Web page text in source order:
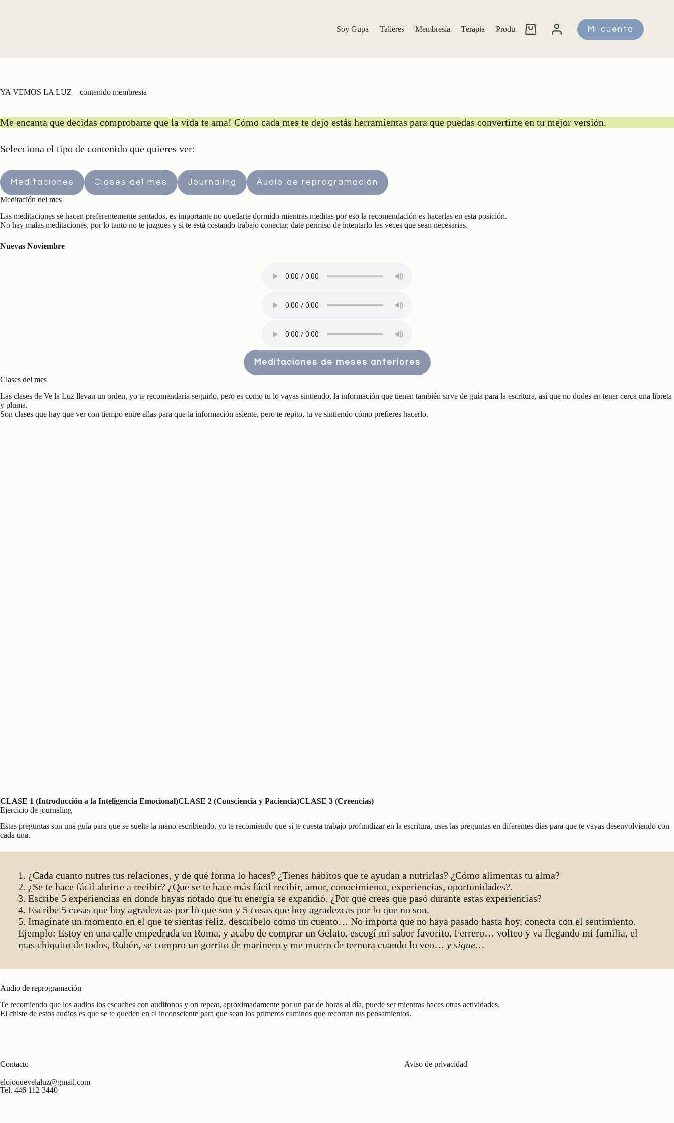
Soy Gupa Talleres Membresía Terapia Productos Cursos Mi cuenta
YA VEMOS LA LUZ – contenido membresia
Me encanta que decidas comprobarte que la vida te ama! Cómo cada mes te dejo estás herramientas para que puedas convertirte en tu mejor versión.
Selecciona el tipo de contenido que quieres ver:
Meditaciones Clases del mes Journaling Audio de reprogramación
Meditación del mes
Las meditaciones se hacen preferentemente sentados, es importante no quedarte dormido mientras meditas por eso la recomendación es hacerlas en esta posición.
No hay malas meditaciones, por lo tanto no te juzgues y si te está costando trabajo conectar, date permiso de intentarlo las veces que sean necesarias.
Nuevas Noviembre
Meditaciones de meses anteriores
Clases del mes
Las clases de Ve la Luz llevan un orden, yo te recomendaría seguirlo, pero es como tu lo vayas sintiendo, la información que tienen también sirve de guía para la escritura, así que no dudes en tener cerca una libreta
y pluma.
Son clases que hay que ver con tiempo entre ellas para que la información asiente, pero te repito, tu ve sintiendo cómo prefieres hacerlo.
CLASE 1 (Introducción a la Inteligencia Emocional)CLASE 2 (Consciencia y Paciencia)CLASE 3 (Creencias)
Ejercicio de journaling
Estas preguntas son una guía para que se suelte la mano escribiendo, yo te recomiendo que si te cuesta trabajo profundizar en la escritura, uses las preguntas en diferentes días para que te vayas desenvolviendo con
cada una.
1. ¿Cada cuanto nutres tus relaciones, y de qué forma lo haces? ¿Tienes hábitos que te ayudan a nutrirlas? ¿Cómo alimentas tu alma?
2. ¿Se te hace fácil abrirte a recibir? ¿Que se te hace más fácil recibir, amor, conocimiento, experiencias, oportunidades?.
3. Escribe 5 experiencias en donde hayas notado que tu energía se expandió. ¿Por qué crees que pasó durante estas experiencias?
4. Escribe 5 cosas que hoy agradezcas por lo que son y 5 cosas que hoy agradezcas por lo que no son.
5. Imagínate un momento en el que te sientas feliz, descríbelo como un cuento… No importa que no haya pasado hasta hoy, conecta con el sentimiento.
Ejemplo: Estoy en una calle empedrada en Roma, y acabo de comprar un Gelato, escogí mi sabor favorito, Ferrero… volteo y va llegando mi familia, el
mas chiquito de todos, Rubén, se compro un gorrito de marinero y me muero de ternura cuando lo veo… y sigue…
Audio de reprogramación
Te recomiendo que los audios los escuches con audifonos y on repeat, aproximadamente por un par de horas al día, puede ser mientras haces otras actividades.
El chiste de estos audios es que se te queden en el inconsciente para que sean los primeros caminos que recorran tus pensamientos.
Contacto
elojoquevelaluz@gmail.com
Tel. 446 112 3440
Aviso de privacidad